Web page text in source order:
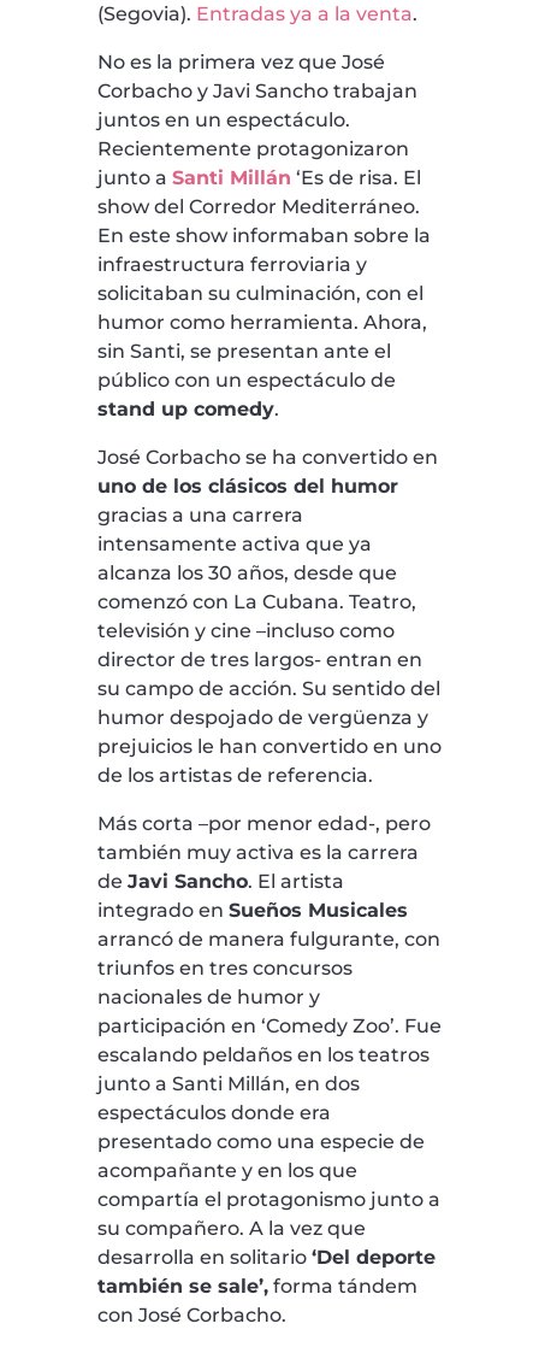
(Segovia). Entradas ya a la venta.
No es la primera vez que José
Corbacho y Javi Sancho trabajan
juntos en un espectáculo.
Recientemente protagonizaron
junto a Santi Millán ‘Es de risa. El
show del Corredor Mediterráneo.
En este show informaban sobre la
infraestructura ferroviaria y
solicitaban su culminación, con el
humor como herramienta. Ahora,
sin Santi, se presentan ante el
público con un espectáculo de
stand up comedy.
José Corbacho se ha convertido en
uno de los clásicos del humor
gracias a una carrera
intensamente activa que ya
alcanza los 30 años, desde que
comenzó con La Cubana. Teatro,
televisión y cine –incluso como
director de tres largos- entran en
su campo de acción. Su sentido del
humor despojado de vergüenza y
prejuicios le han convertido en uno
de los artistas de referencia.
Más corta –por menor edad-, pero
también muy activa es la carrera
de Javi Sancho. El artista
integrado en Sueños Musicales
arrancó de manera fulgurante, con
triunfos en tres concursos
nacionales de humor y
participación en ‘Comedy Zoo’. Fue
escalando peldaños en los teatros
junto a Santi Millán, en dos
espectáculos donde era
presentado como una especie de
acompañante y en los que
compartía el protagonismo junto a
su compañero. A la vez que
desarrolla en solitario ‘Del deporte
también se sale’,forma tándem
con José Corbacho.